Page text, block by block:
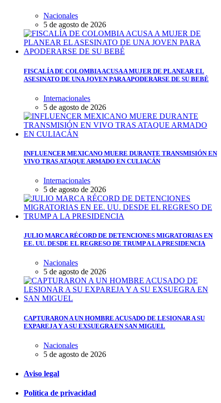
Nacionales
5 de agosto de 2026
FISCALÍA DE COLOMBIA ACUSA A MUJER DE PLANEAR EL
ASESINATO DE UNA JOVEN PARA APODERARSE DE SU BEBÉ
Internacionales
5 de agosto de 2026
INFLUENCER MEXICANO MUERE DURANTE TRANSMISIÓN EN
VIVO TRAS ATAQUE ARMADO EN CULIACÁN
Internacionales
5 de agosto de 2026
JULIO MARCA RÉCORD DE DETENCIONES MIGRATORIAS EN
EE. UU. DESDE EL REGRESO DE TRUMP A LA PRESIDENCIA
Nacionales
5 de agosto de 2026
CAPTURARON A UN HOMBRE ACUSADO DE LESIONAR A SU
EXPAREJA Y A SU EXSUEGRA EN SAN MIGUEL
Nacionales
5 de agosto de 2026
Aviso legal
Política de privacidad